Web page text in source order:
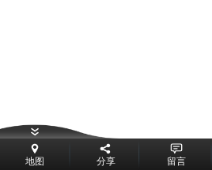
地图 分享 留言